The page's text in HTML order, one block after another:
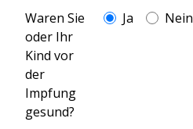
Waren Sie
oder Ihr
Kind vor
der
Impfung
gesund?
Ja Nein